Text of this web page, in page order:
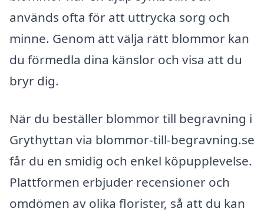
används ofta för att uttrycka sorg och
minne. Genom att välja rätt blommor kan
du förmedla dina känslor och visa att du
bryr dig.
När du beställer blommor till begravning i
Grythyttan via blommor-till-begravning.se
får du en smidig och enkel köpupplevelse.
Plattformen erbjuder recensioner och
omdömen av olika florister, så att du kan